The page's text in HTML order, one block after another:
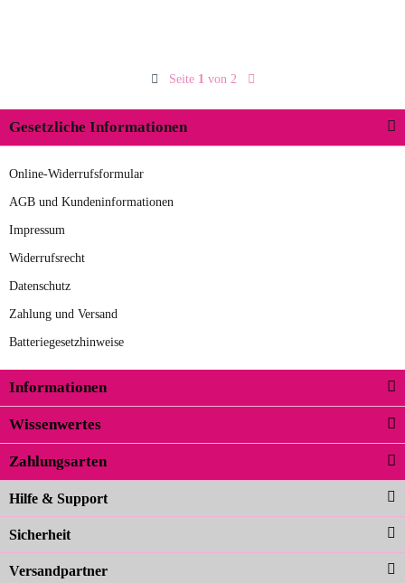
Seite 1 von 2
Gesetzliche Informationen
Online-Widerrufsformular
AGB und Kundeninformationen
Impressum
Widerrufsrecht
Datenschutz
Zahlung und Versand
Batteriegesetzhinweise
Informationen
Wissenwertes
Zahlungsarten
Hilfe & Support
Sicherheit
Versandpartner